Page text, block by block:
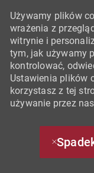
Używamy plików
wrażenia z
witrynie i
tym, jak używamy
kontrolować,
Ustawienia plików
korzystasz z tej
używanie przez